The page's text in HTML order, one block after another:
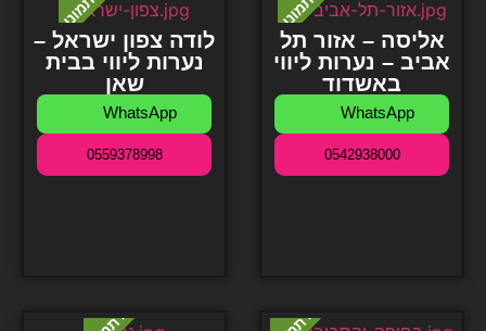
לודה צפון ישראל –
נערות ליווי בבית
שאן
WhatsApp
0559378998
אליסה – אזור תל
אביב – נערות ליווי
באשדוד
WhatsApp
0542938000